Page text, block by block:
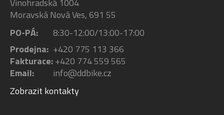
Vinohradská 1004
Moravská Nová Ves, 691 55
PO-PÁ:
8:30-12:00/13:00-17:00
Prodejna: +420 775 113 366
Fakturace:+420 774 559 565
Email:
info@ddbike.cz
Zobrazit kontakty